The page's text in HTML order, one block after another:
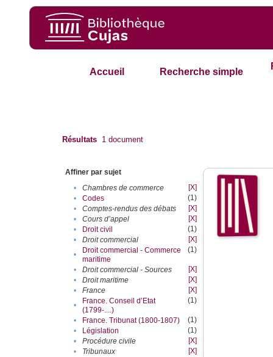
Accueil Recherche simple
Résultats 1 document
Affiner par sujet
•
Chambres de commerce
[X]
•
Codes
(1)
•
Comptes-rendus des débats
[X]
•
Cours d’appel
[X]
•
Droit civil
(1)
•
Droit commercial
[X]
•
Droit commercial - Commerce
maritime
(1)
• Droit commercial - Sources
[X]
•
Droit maritime
[X]
•
France
[X]
•
France. Conseil d’Etat
(1799-....)
(1)
• France. Tribunat (1800-1807)
(1)
•
Législation
(1)
•
Procédure civile
[X]
•
Tribunaux
[X]